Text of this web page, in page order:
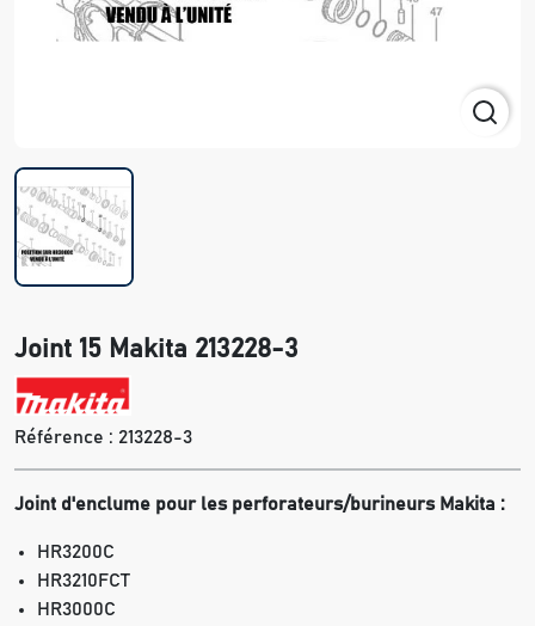
Joint 15 Makita 213228-3
Référence : 213228-3
Joint d'enclume pour les perforateurs/burineurs Makita :
HR3200C
HR3210FCT
HR3000C